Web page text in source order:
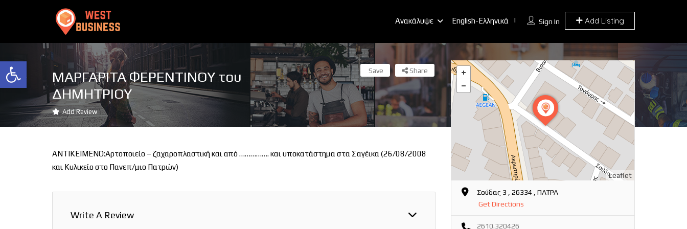
Ανοίξτε τη γραμμή εργαλείων
Sign In Add Listing
Ανακάλυψε English-Ελληνικά
ΜΑΡΓΑΡΙΤΑ ΦΕΡΕΝΤΙΝΟΥ του
ΔΗΜΗΤΡΙΟΥ
Add Review
Share
Save
ΑΝΤΙΚΕΙΜΕΝΟ:Αρτοποιείο – ζαχαροπλαστική και από ……………. και υποκατάστημα στα Σαγέικα (26/08/2008
και Κυλικείο στο Πανεπ/μιο Πατρών)
Write A Review
Leaflet
Σούδας 3 , 26334 , ΠΑΤΡΑ
Get Directions
2610.320426